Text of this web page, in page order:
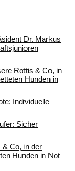
Dr. Markus
Rottis & Co, in
Hunden in
Individuelle
Sicher
& Co, in der
Hunden in Not